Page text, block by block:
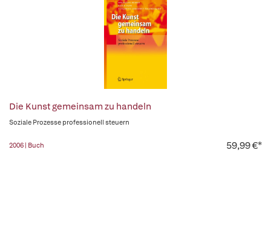
Die Kunst gemeinsam zu handeln
Soziale Prozesse professionell steuern
2006 | Buch 59,99 €*